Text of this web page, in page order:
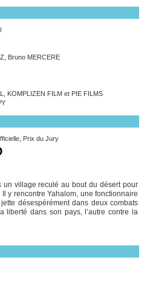
Bruno MERCERE
KOMPLIZEN FILM et PIE FILMS
Prix du Jury
un village reculé au bout du désert pour
y rencontre Yahalom, une fonctionnaire
désespérément dans deux combats
liberté dans son pays, l’autre contre la